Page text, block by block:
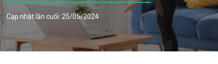
Cập nhật lần cuối: 25/05/2024